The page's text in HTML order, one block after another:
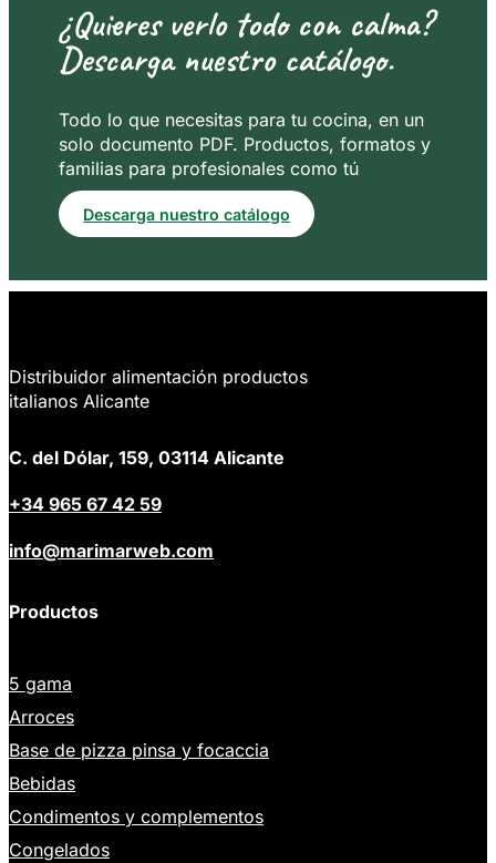
¿Quieres verlo todo con calma?
Descarga nuestro catálogo.
Todo lo que necesitas para tu cocina, en un
solo documento PDF. Productos, formatos y
familias para profesionales como tú
Descarga nuestro catálogo
Distribuidor alimentación productos
italianos Alicante
C. del Dólar, 159, 03114 Alicante
+34 965 67 42 59
info@marimarweb.com
Productos
5 gama
Arroces
Base de pizza pinsa y focaccia
Bebidas
Condimentos y complementos
Congelados